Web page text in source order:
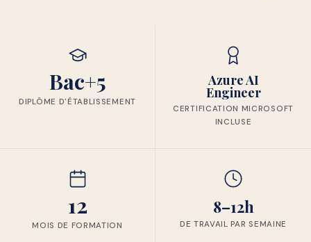
Bac+5
DIPLÔME D'ÉTABLISSEMENT
Azure AI
Engineer
CERTIFICATION MICROSOFT
INCLUSE
12
MOIS DE FORMATION
8–12h
DE TRAVAIL PAR SEMAINE